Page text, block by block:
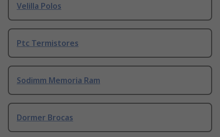
Velilla Polos
Ptc Termistores
Sodimm Memoria Ram
Dormer Brocas